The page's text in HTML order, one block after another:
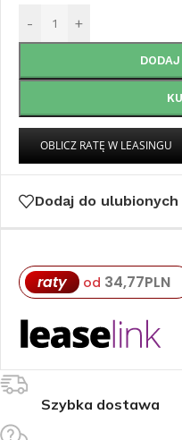
- +
Dodaj do ulubionych
raty od 34,77PLN
Szybka dostawa